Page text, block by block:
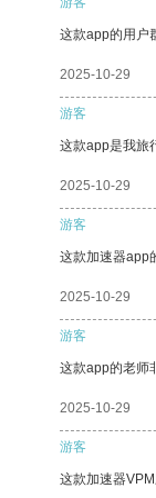
这款app的用户
2025-10-29
游客
这款app是我旅
2025-10-29
游客
这款加速器app
2025-10-29
游客
这款app的老师
2025-10-29
游客
这款加速器